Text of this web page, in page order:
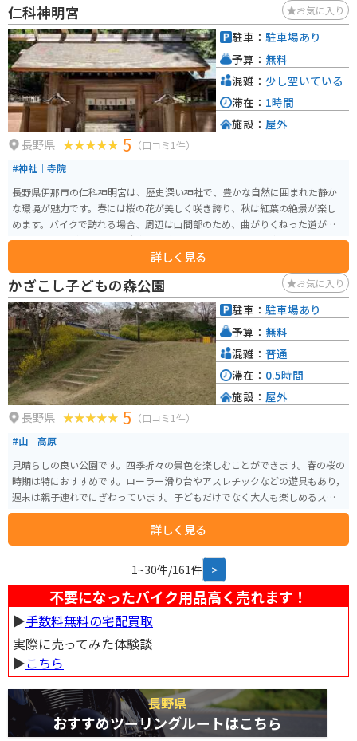
仁科神明宮 お気に入り
長野県 5 （口コミ1件）
#神社｜寺院
長野県伊那市の仁科神明宮は、歴史深い神社で、豊かな自然に囲まれた静か
な環境が魅力です。春には桜の花が美しく咲き誇り、秋は紅葉の絶景が楽し
めます。バイクで訪れる場合、周辺は山間部のため、曲がりくねった道が多
く走りごたえがあります。駐車場も整備されており、バイク専用スペースも
のがおすすめ。自然と歴史を感じられるスポットで、四季折々の風景を楽し
みながらツーリングするのに最適です。
詳しく見る
駐車： 駐車場あり
予算： 無料
混雑： 少し空いている
滞在： 1時間
施設： 屋外
かざこし子どもの森公園 お気に入り
長野県 5 （口コミ1件）
#山｜高原
見晴らしの良い公園です。四季折々の景色を楽しむことができます。春の桜の
時期は特におすすめです。ローラー滑り台やアスレチックなどの遊具もあり，
週末は親子連れでにぎわっています。子どもだけでなく大人も楽しめるスポ
ットです。
詳しく見る
駐車： 駐車場あり
予算： 無料
混雑： 普通
滞在： 0.5時間
施設： 屋外
1~30件/161件 >
不要になったバイク用品高く売れます！
▶︎手数料無料の宅配買取
実際に売ってみた体験談
▶︎こちら
長野県
おすすめツーリングルートはこちら